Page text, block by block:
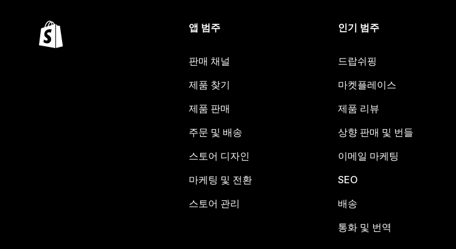
앱 범주
판매 채널
제품 찾기
제품 판매
주문 및 배송
스토어 디자인
마케팅 및 전환
스토어 관리
인기 범주
드랍쉬핑
마켓플레이스
제품 리뷰
상향 판매 및 번들
이메일 마케팅
SEO
배송
통화 및 번역